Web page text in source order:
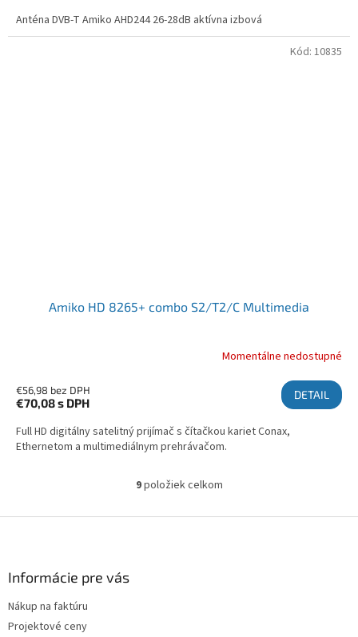
Anténa DVB-T Amiko AHD244 26-28dB aktívna izbová
Amiko HD 8265+ combo S2/T2/C Multimedia
Momentálne nedostupné
€56,98 bez DPH
€70,08s DPH
DETAIL
Full HD digitálny satelitný prijímač s čítačkou kariet Conax,
Ethernetom a multimediálnym prehrávačom.
Kód: 10835
Ovládacie prvky výpisu
9položiek celkom
Informácie pre vás
Nákup na faktúru
Projektové ceny